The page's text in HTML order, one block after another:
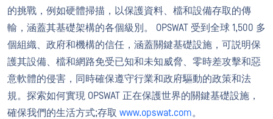
的挑戰，例如硬體掃描，以保護資料、檔和設備存取的傳
輸，涵蓋其基礎架構的各個級別。 OPSWAT 受到全球 1,500 多
個組織、政府和機構的信任，涵蓋關鍵基礎設施，可説明保
護其設備、檔和網路免受已知和未知威脅、零時差攻擊和惡
意軟體的侵害，同時確保遵守行業和政府驅動的政策和法
規。探索如何實現 OPSWAT 正在保護世界的關鍵基礎設施，
確保我們的生活方式;存取 www.opswat.com。